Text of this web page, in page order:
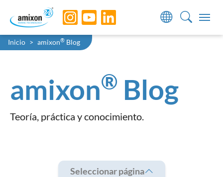
Skip to main navigation
Skip to main content
Skip to page footer
You are here:
Inicio amixon® Blog
amixon® Blog
Teoría, práctica y conocimiento.
Seleccionar página